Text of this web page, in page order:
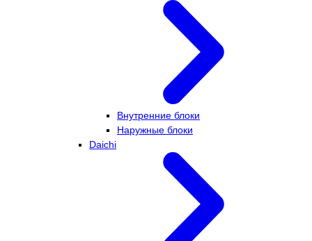
Внутренние блоки
Наружные блоки
Daichi